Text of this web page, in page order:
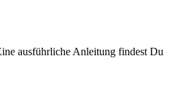
ausführliche Anleitung findest Du